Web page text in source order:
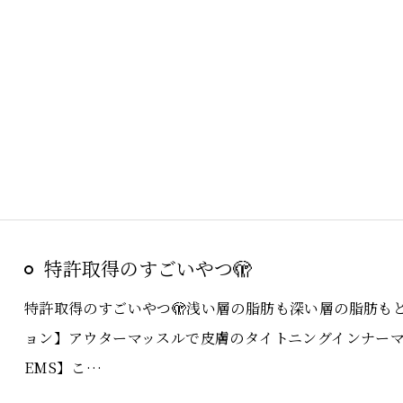
特許取得のすごいやつ🫣
特許取得のすごいやつ🫣浅い層の脂肪も深い層の脂肪
ョン】アウターマッスルで皮膚のタイトニングインナ
EMS】こ…